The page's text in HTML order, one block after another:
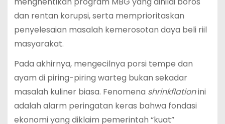
dan rentan korupsi, serta memprioritaskan
penyelesaian masalah kemerosotan daya beli riil
masyarakat.
Pada akhirnya, mengecilnya porsi tempe dan
ayam di piring-piring warteg bukan sekadar
masalah kuliner biasa. Fenomena shrinkflationini
adalah alarm peringatan keras bahwa fondasi
ekonomi yang diklaim pemerintah “kuat”